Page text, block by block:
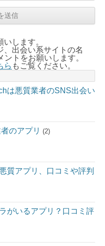
いします。
出会い系サイトの名
トをお願いします。
ら もご覧ください。
は悪質業者のSNS出会い
のアプリ (2)
質アプリ、口コミや評判
がいるアプリ？口コミ評